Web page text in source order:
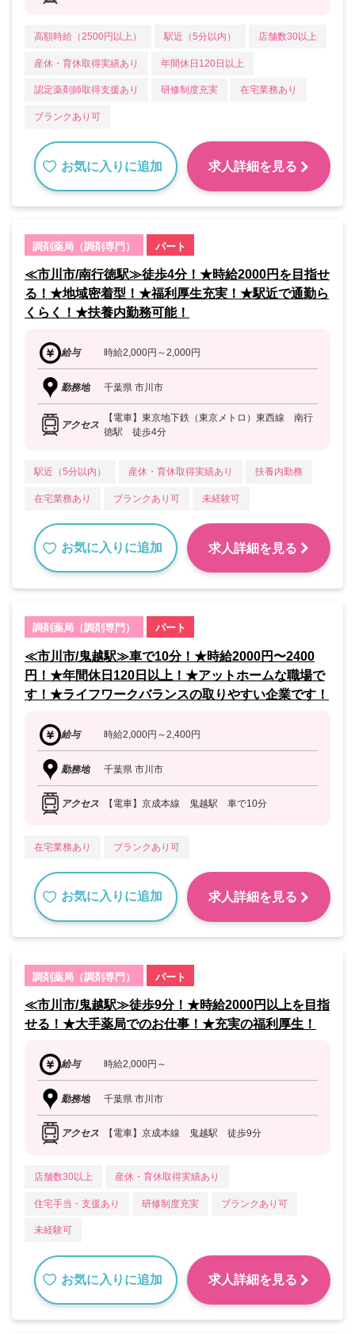
高額時給（2500円以上） 駅近（5分以内） 店舗数30以上
産休・育休取得実績あり 年間休日120日以上
認定薬剤師取得支援あり 研修制度充実 在宅業務あり
ブランクあり可
お気に入りに追加 求人詳細を見る
調剤薬局（調剤専門） パート
≪市川市/南行徳駅≫徒歩4分！★時給2000円を目指せ
る！★地域密着型！★福利厚生充実！★駅近で通勤ら
くらく！★扶養内勤務可能！
給与 時給2,000円～2,000円
勤務地 千葉県 市川市
アクセス
【電車】東京地下鉄（東京メトロ）東西線 南行
徳駅 徒歩4分
駅近（5分以内） 産休・育休取得実績あり 扶養内勤務
在宅業務あり ブランクあり可 未経験可
お気に入りに追加 求人詳細を見る
調剤薬局（調剤専門） パート
≪市川市/鬼越駅≫車で10分！★時給2000円〜2400
円！★年間休日120日以上！★アットホームな職場で
す！★ライフワークバランスの取りやすい企業です！
給与 時給2,000円～2,400円
勤務地 千葉県 市川市
アクセス 【電車】京成本線 鬼越駅 車で10分
在宅業務あり ブランクあり可
お気に入りに追加 求人詳細を見る
調剤薬局（調剤専門） パート
≪市川市/鬼越駅≫徒歩9分！★時給2000円以上を目指
せる！★大手薬局でのお仕事！★充実の福利厚生！
給与 時給2,000円～
勤務地 千葉県 市川市
アクセス 【電車】京成本線 鬼越駅 徒歩9分
店舗数30以上 産休・育休取得実績あり
住宅手当・支援あり 研修制度充実 ブランクあり可
未経験可
お気に入りに追加 求人詳細を見る